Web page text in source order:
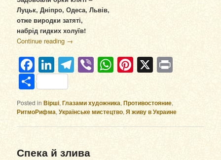
Луцьк, Дніпро, Одеса, Львів,
отже виродки затяті,
набрід гидких холуїв!
Continue reading →
Facebook
LinkedIn
Telegram
ViberWhatsApp
Pinterest
X
Отправить
Posted in Вірші,Глазами художника,Противостояние,
РитмоРифма,Українське мистецтво,Я живу в Украине
Спека й злива